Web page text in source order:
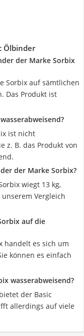
Ölbinder
der Marke Sorbix
Sorbix auf sämtlichen
Das Produkt ist
ist nicht
z. B. das Produkt von
der Marke Sorbix?
wiegt 13 kg,
Vergleich
auf die
handelt es sich um
können es einfach
wasserabweisend?
der Basic
allerdings auf viele